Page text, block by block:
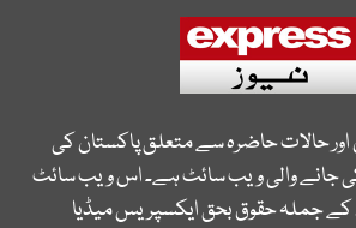
اور حالات حاضرہ سے متعلق پاکستان کی
جانے والی ویب سائٹ ہے۔ اس ویب سائٹ
کے جملہ حقوق بحق ایکسپریس میڈیا